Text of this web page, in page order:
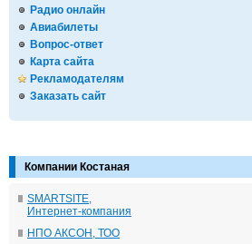
Радио онлайн
Авиабилеты
Вопрос-ответ
Карта сайта
Рекламодателям
Заказать сайт
Компании Костаная
SMARTSITE,
Интернет-компания
НПО АКСОН, ТОО